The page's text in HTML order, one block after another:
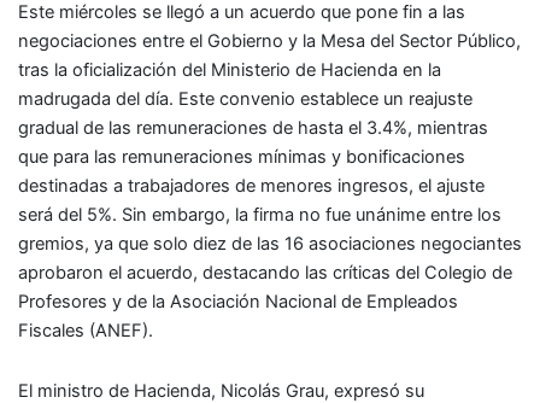
Este miércoles se llegó a un acuerdo que pone fin a las
negociaciones entre el Gobierno y la Mesa del Sector Público,
tras la oficialización del Ministerio de Hacienda en la
madrugada del día. Este convenio establece un reajuste
gradual de las remuneraciones de hasta el 3.4%, mientras
que para las remuneraciones mínimas y bonificaciones
destinadas a trabajadores de menores ingresos, el ajuste
será del 5%. Sin embargo, la firma no fue unánime entre los
gremios, ya que solo diez de las 16 asociaciones negociantes
aprobaron el acuerdo, destacando las críticas del Colegio de
Profesores y de la Asociación Nacional de Empleados
Fiscales (ANEF).
El ministro de Hacienda, Nicolás Grau, expresó su